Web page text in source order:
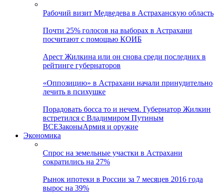
Рабочий визит Медведева в Астраханскую область
Почти 25% голосов на выборах в Астрахани
посчитают с помощью КОИБ
Арест Жилкина или он снова среди последних в
рейтинге губернаторов
«Оппозицию» в Астрахани начали принудительно
лечить в психушке
Порадовать босса то и нечем. Губернатор Жилкин
встретился с Владимиром Путиным
ВСЕЗаконыАрмия и оружие
Экономика
Спрос на земельные участки в Астрахани
сократились на 27%
Рынок ипотеки в России за 7 месяцев 2016 года
вырос на 39%